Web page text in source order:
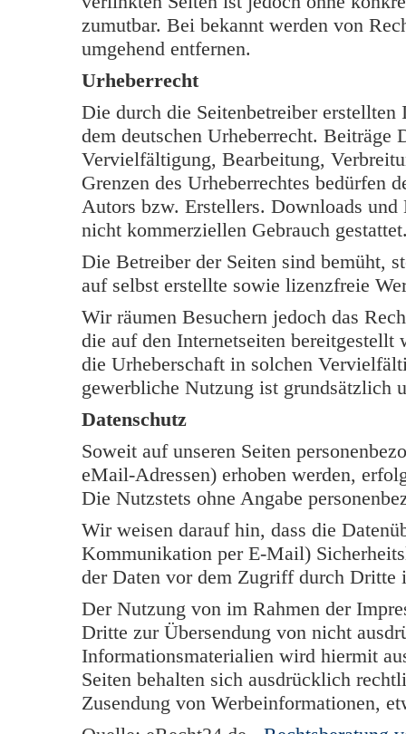
zumutbar. Bei bekannt werden von
umgehend entfernen.
Urheberrecht
Die durch die Seitenbetreiber
dem deutschen Urheberrecht.
Vervielfältigung, Bearbeitung,
Grenzen des Urheberrechtes bedürfen
Autors bzw. Erstellers. Downloads
nicht kommerziellen Gebrauch
Die Betreiber der Seiten sind bemüht,
auf selbst erstellte sowie lizenzfreie
Wir räumen Besuchern jedoch das
die auf den Internetseiten
die Urheberschaft in solchen
gewerbliche Nutzung ist grundsätzlich
Datenschutz
Soweit auf unseren Seiten
eMail-Adressen) erhoben werden,
Die Nutzstets ohne Angabe
Wir weisen darauf hin, dass die
Kommunikation per E-Mail)
der Daten vor dem Zugriff durch Dritte
Der Nutzung von im Rahmen der
Dritte zur Übersendung von nicht
Informationsmaterialien wird hiermit
Seiten behalten sich ausdrücklich
Zusendung von Werbeinformationen,